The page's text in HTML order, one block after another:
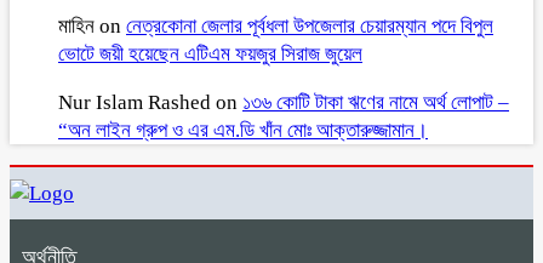
মাহিন on নেত্রকোনা জেলার পূর্বধলা উপজেলার চেয়ারম্যান পদে বিপুল
ভোটে জয়ী হয়েছেন এটিএম ফয়জুর সিরাজ জুয়েল
Nur Islam Rashed on ১৩৬ কোটি টাকা ঋণের নামে অর্থ লোপাট –
“অন লাইন গ্রুপ ও এর এম.ডি খাঁন মোঃ আক্তারুজ্জামান।
অর্থনীতি